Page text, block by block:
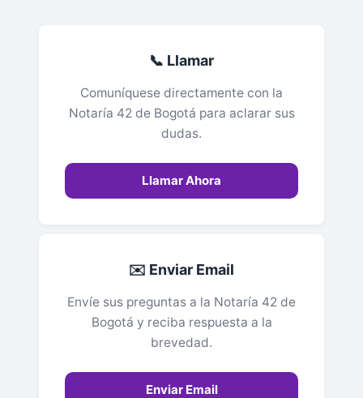
📞 Llamar
Comuníquese directamente con la
Notaría 42 de Bogotá para aclarar sus
dudas.
Llamar Ahora
✉️ Enviar Email
Envíe sus preguntas a la Notaría 42 de
Bogotá y reciba respuesta a la
brevedad.
Enviar Email